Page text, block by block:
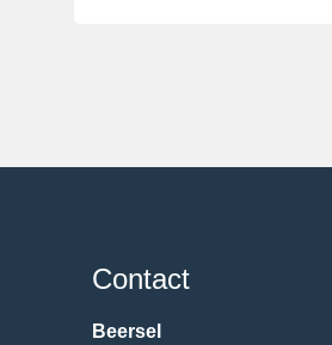
Contact
Beersel